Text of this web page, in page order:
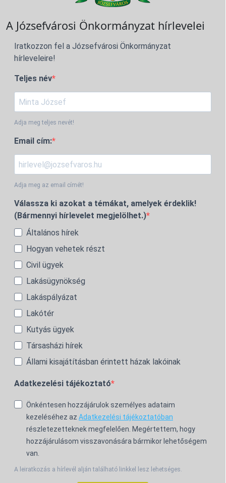
A Józsefvárosi Önkormányzat hírlevelei
Iratkozzon fel a Józsefvárosi Önkormányzat
hírleveleire!
Teljes név
Adja meg teljes nevét!
Email cím:
Adja meg az email címét!
Válassza ki azokat a témákat, amelyek érdeklik!
(Bármennyi hírlevelet megjelölhet.)
Általános hírek
Hogyan vehetek részt
Civil ügyek
Lakásügynökség
Lakáspályázat
Lakótér
Kutyás ügyek
Társasházi hírek
Állami kisajátításban érintett házak lakóinak
Adatkezelési tájékoztató
Önkéntesen hozzájárulok személyes adataim
kezeléséhez az Adatkezelési tájékoztatóban
részletezetteknek megfelelően. Megértettem, hogy
hozzájárulásom visszavonására bármikor lehetőségem
van.
A leiratkozás a hírlevél alján található linkkel lesz lehetséges.